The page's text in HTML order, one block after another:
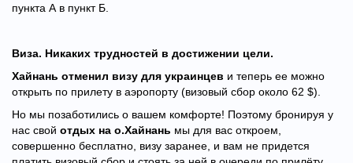
пункта А в пункт Б.
Виза. Никаких трудностей в достижении цели.
Хайнань отменил визу для украинцев и теперь ее можно
открыть по прилету в аэропорту (визовый сбор около 62 $).
Но мы позаботились о вашем комфорте! Поэтому бронируя у
нас свой отдых на о.Хайнань мы для вас откроем,
совершенно бесплатно, визу заранее, и вам не придется